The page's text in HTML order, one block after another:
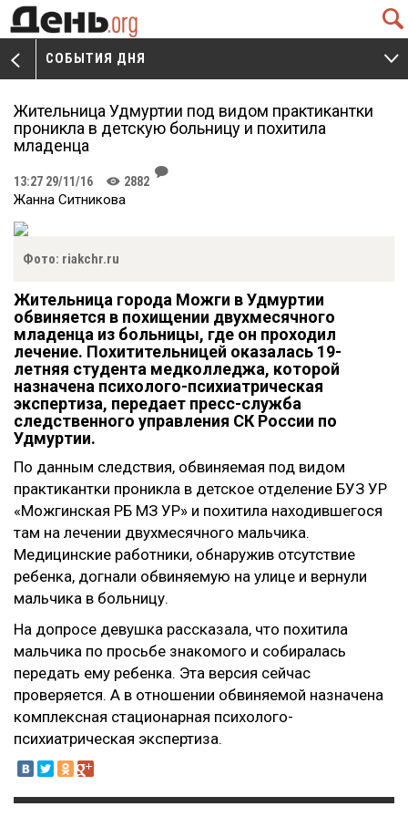
Q
V
СОБЫТИЯ ДНЯ
W
Жительница Удмуртии под видом практикантки
проникла в детскую больницу и похитила
младенца
13:27 29/11/16 K 2882
J
Жанна Ситникова
Фото: riakchr.ru
Жительница города Можги в Удмуртии
обвиняется в похищении двухмесячного
младенца из больницы, где он проходил
лечение. Похитительницей оказалась 19-
летняя студента медколледжа, которой
назначена психолого-психиатрическая
экспертиза, передает пресс-служба
следственного управления СК России по
Удмуртии.
По данным следствия, обвиняемая под видом
практикантки проникла в детское отделение БУЗ УР
«Можгинская РБ МЗ УР» и похитила находившегося
там на лечении двухмесячного мальчика.
Медицинские работники, обнаружив отсутствие
ребенка, догнали обвиняемую на улице и вернули
мальчика в больницу.
На допросе девушка рассказала, что похитила
мальчика по просьбе знакомого и собиралась
передать ему ребенка. Эта версия сейчас
проверяется. А в отношении обвиняемой назначена
комплексная стационарная психолого-
психиатрическая экспертиза.